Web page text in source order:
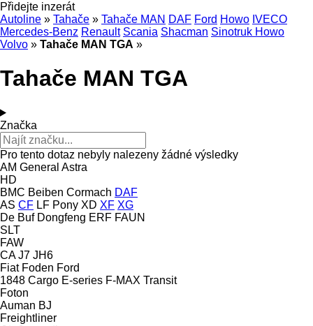
Přidejte inzerát
Autoline » Tahače » Tahače MAN DAF Ford Howo IVECO
Mercedes-Benz Renault Scania Shacman Sinotruk Howo
Volvo » Tahače MAN TGA »
Tahače MAN TGA
Značka
Pro tento dotaz nebyly nalezeny žádné výsledky
AM General Astra
HD
BMC Beiben Cormach DAF
AS CF LF Pony XD XF XG
De Buf Dongfeng ERF FAUN
SLT
FAW
CA J7 JH6
Fiat Foden Ford
1848 Cargo E-series F-MAX Transit
Foton
Auman BJ
Freightliner